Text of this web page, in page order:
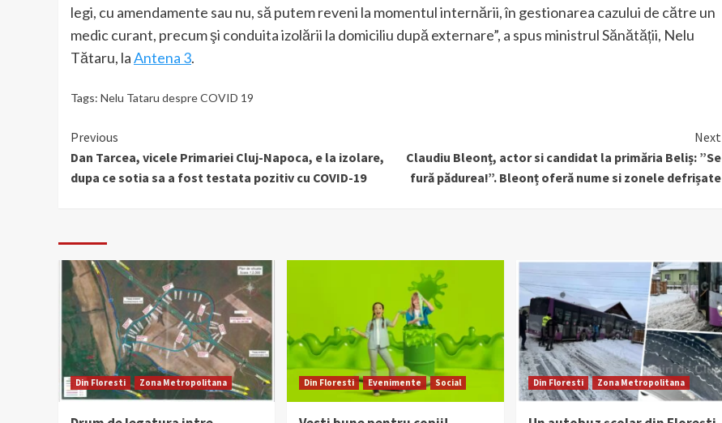
legi, cu amendamente sau nu, să putem reveni la momentul internării, în gestionarea cazului de către un
medic curant, precum şi conduita izolării la domiciliu după externare”, a spus ministrul Sănătății, Nelu
Tătaru, laAntena 3.
Tags: Nelu Tataru despre COVID 19
Continue
Reading
Previous
Dan Tarcea, vicele Primariei Cluj-Napoca, e la izolare,
dupa ce sotia sa a fost testata pozitiv cu COVID-19
Next
Claudiu Bleonț, actor si candidat la primăria Beliș: ”Se
fură pădurea!”. Bleonț oferă nume si zonele defrișate
Din Floresti Zona Metropolitana Din Floresti Evenimente Social Din Floresti Zona Metropolitana